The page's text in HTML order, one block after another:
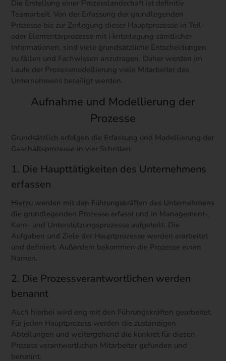
Die Erstellung einer Prozesslandschaft ist definitiv
Teamarbeit. Von der Erfassung der grundlegenden
Prozesse bis zur Zerlegung dieser Hauptprozesse in Teil-
oder Elementarprozesse mit Hinterlegung sämtlicher
Informationen, sind viele grundsätzliche Entscheidungen
zu fällen und Fachwissen anzutragen. Daher werden im
Laufe der Prozessmodellierung viele Mitarbeiter des
Unternehmens beteiligt werden.
Aufnahme und Modellierung der
Prozesse
Grundsätzlich erfolgen die Erfassung und Modellierung der
Geschäftsprozesse in vier Schritten:
1. Die Haupttätigkeiten des Unternehmens
erfassen
Hierzu werden mit den Führungskräften des Unternehmens
die grundlegenden Prozesse erfasst und in Management-,
Kern- und Unterstützungsprozesse aufgeteilt. Die
Aufgaben und Ziele der Hauptprozesse werden erarbeitet
und definiert. Außerdem bekommen die Prozesse einen
Namen.
2. Die Prozessverantwortlichen werden
benannt
Auch hierbei wird eng mit den Führungskräften gearbeitet.
Für jeden Hauptprozess werden die zuständigen
Abteilungen und weitergehend die konkret für diesen
Prozess verantwortlichen Mitarbeiter gefunden und
benannt.